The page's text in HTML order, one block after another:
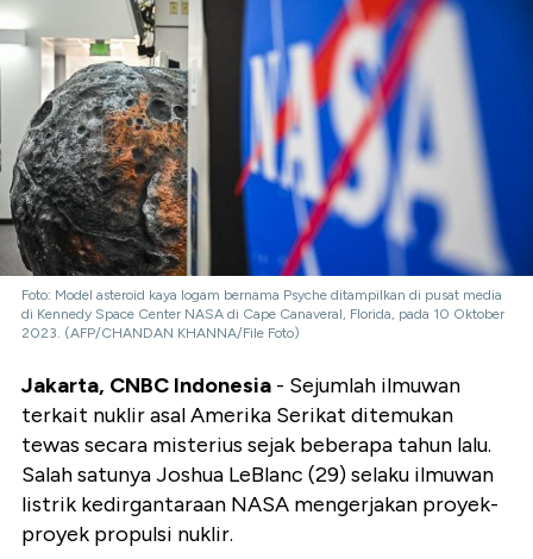
Foto: Model asteroid kaya logam bernama Psyche ditampilkan di pusat media
di Kennedy Space Center NASA di Cape Canaveral, Florida, pada 10 Oktober
2023. (AFP/CHANDAN KHANNA/File Foto)
Jakarta, CNBC Indonesia - Sejumlah ilmuwan
terkait nuklir asal Amerika Serikat ditemukan
tewas secara misterius sejak beberapa tahun lalu.
Salah satunya Joshua LeBlanc (29) selaku ilmuwan
listrik kedirgantaraan NASA mengerjakan proyek-
proyek propulsi nuklir.